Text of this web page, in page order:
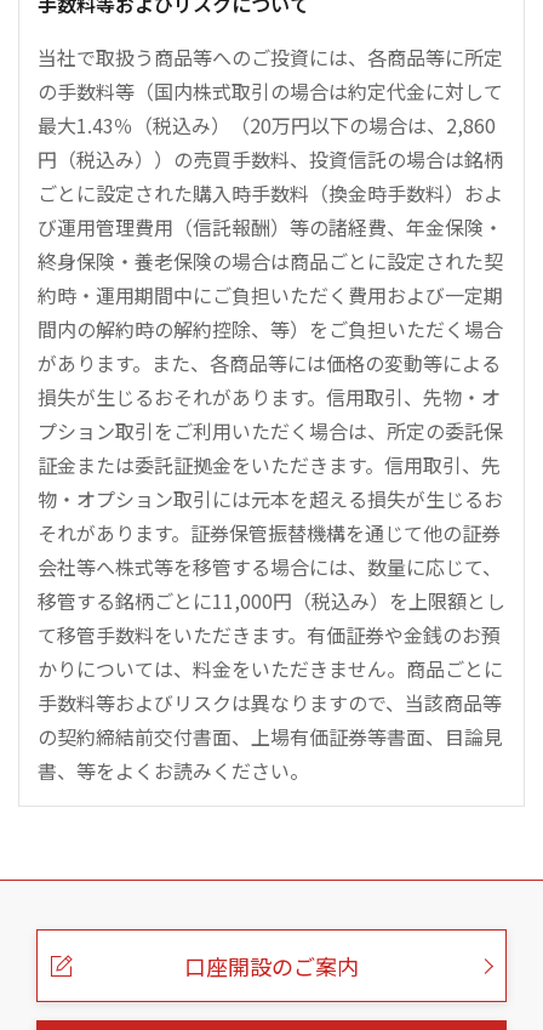
当社で取扱う商品等へのご投資には、各商品等に所定
の手数料等（国内株式取引の場合は約定代金に対して
最大1.43％（税込み）（20万円以下の場合は、2,860
円（税込み））の売買手数料、投資信託の場合は銘柄
ごとに設定された購入時手数料（換金時手数料）およ
び運用管理費用（信託報酬）等の諸経費、年金保険・
終身保険・養老保険の場合は商品ごとに設定された契
約時・運用期間中にご負担いただく費用および一定期
間内の解約時の解約控除、等）をご負担いただく場合
があります。また、各商品等には価格の変動等による
損失が生じるおそれがあります。信用取引、先物・オ
プション取引をご利用いただく場合は、所定の委託保
証金または委託証拠金をいただきます。信用取引、先
物・オプション取引には元本を超える損失が生じるお
それがあります。証券保管振替機構を通じて他の証券
会社等へ株式等を移管する場合には、数量に応じて、
移管する銘柄ごとに11,000円（税込み）を上限額とし
て移管手数料をいただきます。有価証券や金銭のお預
かりについては、料金をいただきません。商品ごとに
手数料等およびリスクは異なりますので、当該商品等
の契約締結前交付書面、上場有価証券等書面、目論見
書、等をよくお読みください。
こ
口座開設のご案内